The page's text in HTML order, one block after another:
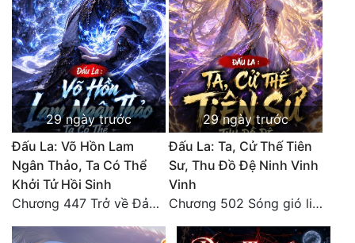
Đông Phương
Đông Phương Huyền Huyễn
Đồng Nhân
Cẩu Đạo Trường Sinh
Ngự Thú
Truyện Nam
Truyện Nữ
29 ngày trước
Đấu La: Võ Hồn Lam
Ngân Thảo, Ta Có Thể
Khởi Tử Hồi Sinh
Chương 447 Trở về Đảo Hải Thần
29 ngày trước
Đấu La: Ta, Cử Thế Tiên
Sư, Thu Đồ Đệ Ninh Vinh
Vinh
Chương 502 Sóng gió liên hồi, nguy cơ sinh nở của Ninh Vinh Vinh [HẾT]